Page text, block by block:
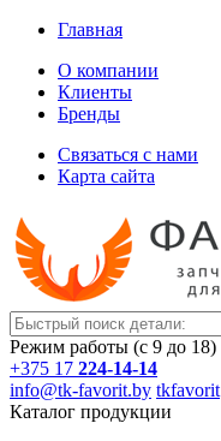
Главная
О компании
Клиенты
Бренды
Связаться с нами
Карта сайта
Режим работы (с 9 до 18)
+375 17 224-14-14
info@tk-favorit.by tkfavorit
Каталог продукции